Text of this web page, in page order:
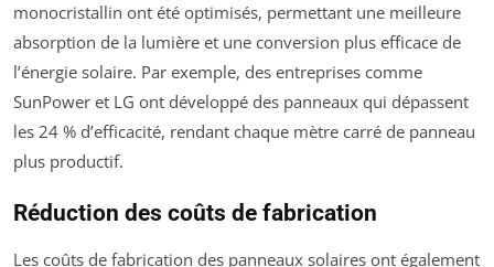
monocristallin ont été optimisés, permettant une meilleure
absorption de la lumière et une conversion plus efficace de
l’énergie solaire. Par exemple, des entreprises comme
SunPower et LG ont développé des panneaux qui dépassent
les 24 % d’efficacité, rendant chaque mètre carré de panneau
plus productif.
Réduction des coûts de fabrication
Les coûts de fabrication des panneaux solaires ont également